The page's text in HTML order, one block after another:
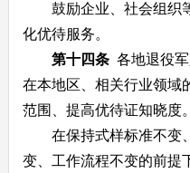
鼓励企业、社会组织
化优待服务。
第十四条 各地退役
在本地区、相关行业领域
范围、提高优待证知晓度。
在保持式样标准不变
变、工作流程不变的前提